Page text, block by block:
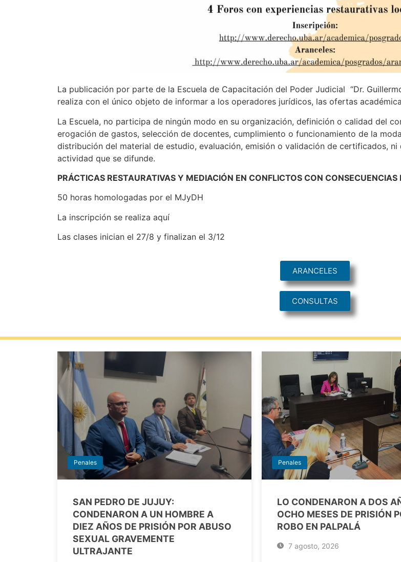
La publicación por parte de la Escuela de Capacitación del Poder Judicial “Dr.
realiza con el único objeto de informar a los operadores jurídicos, las ofertas
La Escuela, no participa de ningún modo en su organización, definición o calidad del
erogación de gastos, selección de docentes, cumplimiento o funcionamiento de la
distribución del material de estudio, evaluación, emisión o validación de certificados,
actividad que se difunde.
PRÁCTICAS RESTAURATIVAS Y MEDIACIÓN EN CONFLICTOS CON CONSECUENCIAS
50 horas homologadas por el MJyDH
La inscripción se realiza aquí
Las clases inician el 27/8 y finalizan el 3/12
ARANCELES
CONSULTAS
Penales
SAN PEDRO DE JUJUY:
CONDENARON A UN HOMBRE A
DIEZ AÑOS DE PRISIÓN POR ABUSO
SEXUAL GRAVEMENTE
ULTRAJANTE
Penales
LO CONDENARON A DOS
OCHO MESES DE PRISIÓN
ROBO EN PALPALÁ
7 agosto, 2026